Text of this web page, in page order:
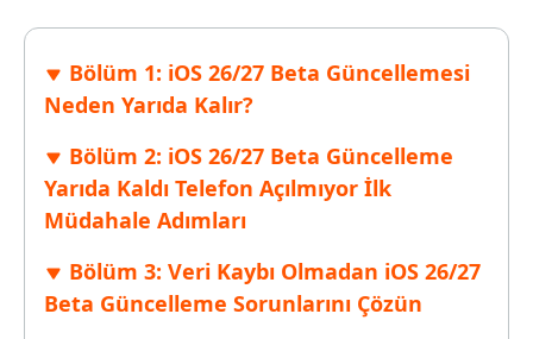
Bölüm 1: iOS 26/27 Beta Güncellemesi
Neden Yarıda Kalır?
Bölüm 2: iOS 26/27 Beta Güncelleme
Yarıda Kaldı Telefon Açılmıyor İlk
Müdahale Adımları
Bölüm 3: Veri Kaybı Olmadan iOS 26/27
Beta Güncelleme Sorunlarını Çözün